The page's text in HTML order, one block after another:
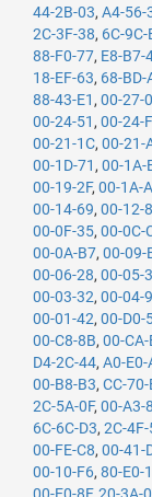
44-2B-03, A4-56-
2C-3F-38, 6C-9C-
88-F0-77, E8-B7-
18-EF-63, 68-BD-
88-43-E1 , 00-27-
00-24-51 , 00-24-
00-21-1C, 00-21-
00-1D-71 , 00-1A-
00-19-2F, 00-1A-
00-14-69, 00-12-
00-0F-35, 00-0C-
00-0A-B7, 00-09-
00-06-28, 00-05-
00-03-32, 00-04-
00-01-42, 00-D0-
00-C8-8B, 00-CA-
D4-2C-44, A0-E0-
00-B8-B3, CC-70-
2C-5A-0F, 00-A3-
6C-6C-D3, 2C-4F-
00-FE-C8, 00-41-
00-10-F6, 80-E0-